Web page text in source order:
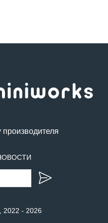
производителя
, 2022 - 2026